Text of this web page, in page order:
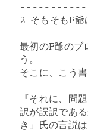
2. そもそもF爺
最初のF爺のブ
う。
そこに、こう
『それに、問
訳が誤訳であ
き」氏の言説